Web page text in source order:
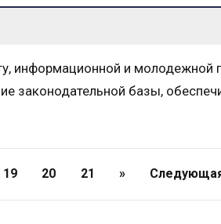
информационной и молодежной
законодательной базы,
19 20 21 »